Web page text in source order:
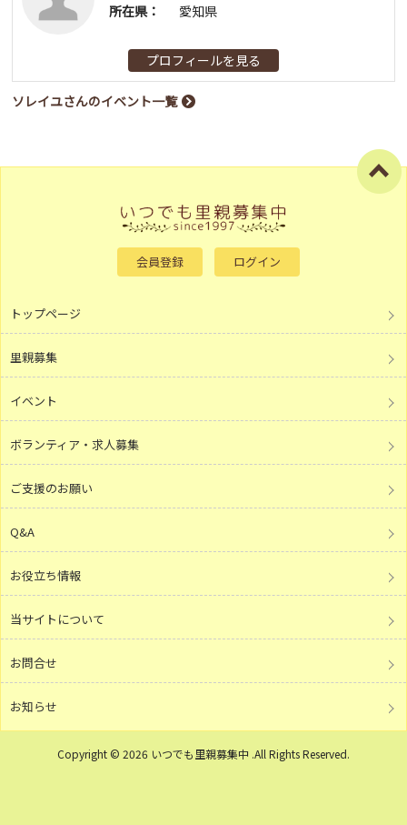
所在県：
愛知県
プロフィールを見る
ソレイユさんのイベント一覧
会員登録 ログイン
トップページ
里親募集
イベント
ボランティア・求人募集
ご支援のお願い
Q&A
お役立ち情報
当サイトについて
お問合せ
お知らせ
Copyright © 2026 いつでも里親募集中 .All Rights Reserved.